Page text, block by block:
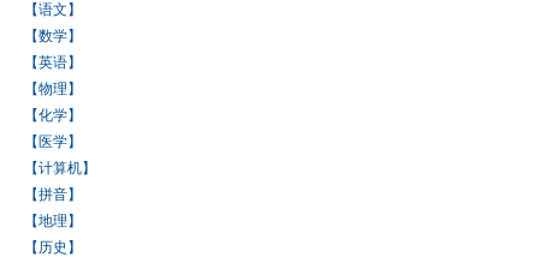
【语文】
【数学】
【英语】
【物理】
【化学】
【医学】
【计算机】
【拼音】
【地理】
【历史】